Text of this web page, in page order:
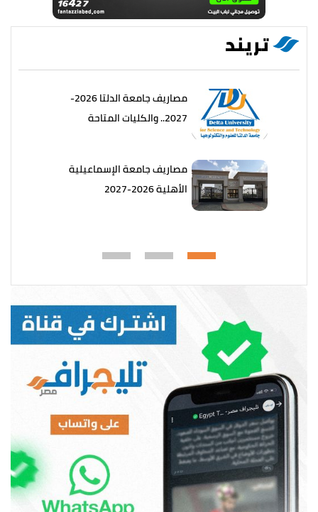
تريند
مصاريف جامعة الدلتا 2026-
2027.. والكليات المتاحة
مصاريف جامعة الإسماعيلية
الأهلية 2026-2027